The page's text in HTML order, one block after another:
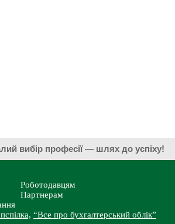
вибір професії — шлях до успіху!
Роботодавцям
Партнерам
“Все про бухгалтерський облік”